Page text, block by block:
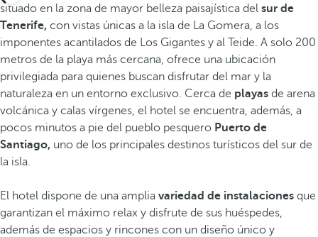
situado en la zona de mayor belleza paisajística del sur de
Tenerife, con vistas únicas a la isla de La Gomera, a los
imponentes acantilados de Los Gigantes y al Teide. A solo 200
metros de la playa más cercana, ofrece una ubicación
privilegiada para quienes buscan disfrutar del mar y la
naturaleza en un entorno exclusivo. Cerca de playas de arena
volcánica y calas vírgenes, el hotel se encuentra, además, a
pocos minutos a pie del pueblo pesquero Puerto de
Santiago, uno de los principales destinos turísticos del sur de
la isla.
El hotel dispone de una amplia variedad de instalaciones que
garantizan el máximo relax y disfrute de sus huéspedes,
además de espacios y rincones con un diseño único y